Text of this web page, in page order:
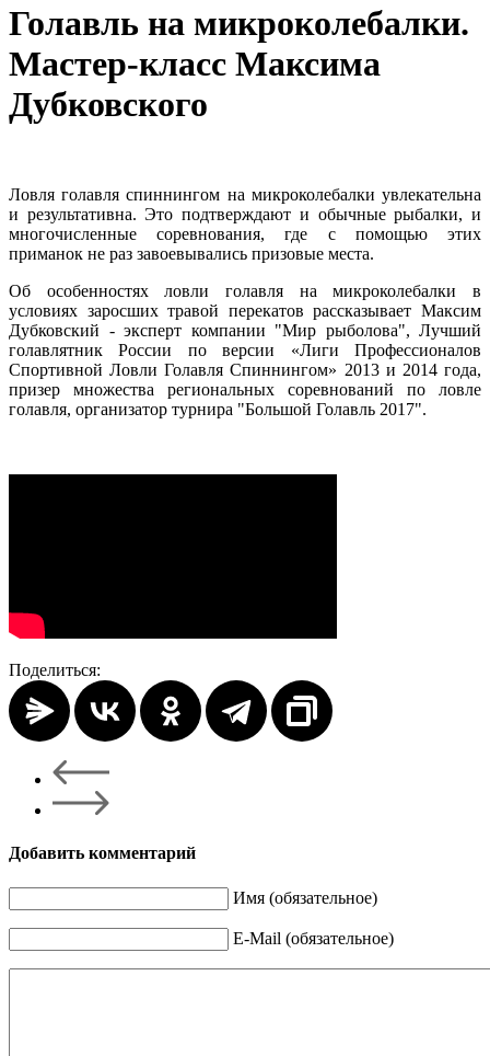
Голавль на микроколебалки.
Мастер-класс Максима
Дубковского
Ловля голавля спиннингом на микроколебалки увлекательна
и результативна. Это подтверждают и обычные рыбалки, и
многочисленные соревнования, где с помощью этих
приманок не раз завоевывались призовые места.
Об особенностях ловли голавля на микроколебалки в
условиях заросших травой перекатов рассказывает Максим
Дубковский - эксперт компании "Мир рыболова", Лучший
голавлятник России по версии «Лиги Профессионалов
Спортивной Ловли Голавля Спиннингом» 2013 и 2014 года,
призер множества региональных соревнований по ловле
голавля, организатор турнира "Большой Голавль 2017".
Поделиться:
Добавить комментарий
Имя (обязательное)
E-Mail (обязательное)